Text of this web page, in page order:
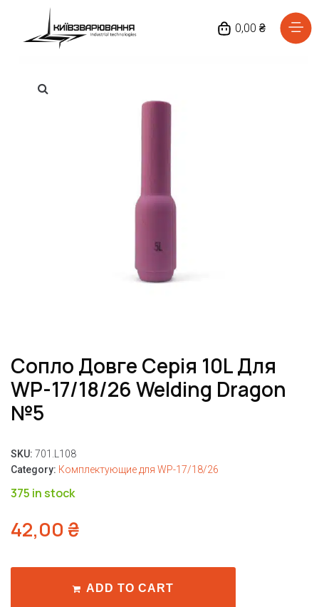
0,00 ₴
Сопло Довге Серія 10L Для
WP-17/18/26 Welding Dragon
№5
SKU: 701.L108
Category: Комплектующие для WP-17/18/26
375 in stock
42,00 ₴
ADD TO CART
Головна
Повернення та обмін